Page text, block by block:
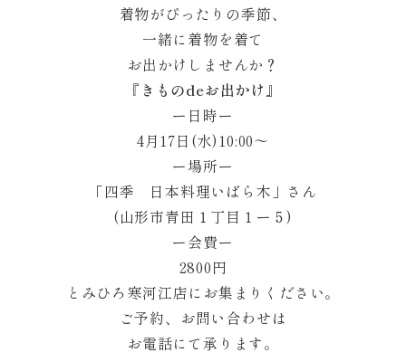
着物がぴったりの季節、
一緒に着物を着て
お出かけしませんか？
『きものdeお出かけ』
ー日時ー
4月17日(水)10:00〜
ー場所ー
「四季 日本料理いばら木」さん
(山形市青田１丁目１ー５)
ー会費ー
2800円
とみひろ寒河江店にお集まりください。
ご予約、お問い合わせは
お電話にて承ります。